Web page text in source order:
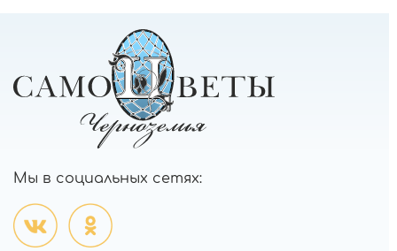
Мы в социальных сетях: